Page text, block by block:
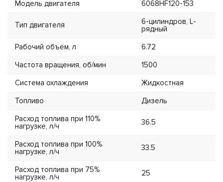
Модель двигателя
6068HF120-153
Тип двигателя
6-цилиндров, L-
рядный
Рабочий объём, л
6.72
Частота вращения, об/мин
1500
Система охлаждения
Жидкостная
Топливо
Дизель
Расход топлива при 110%
нагрузке, л/ч
36.5
Расход топлива при 100%
нагрузке, л/ч
33.5
Расход топлива при 75%
нагрузке, л/ч
25